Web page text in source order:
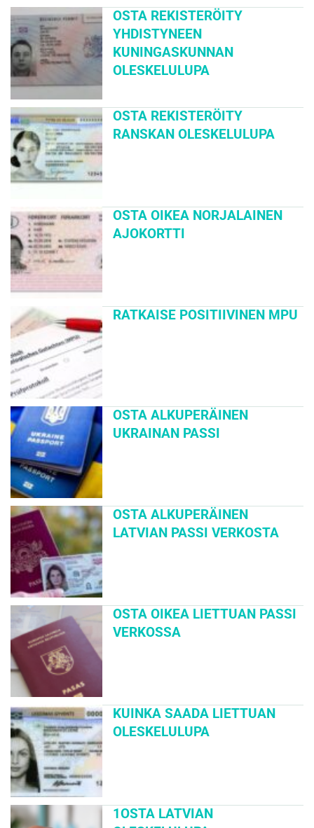
OSTA REKISTERÖITY
YHDISTYNEEN
KUNINGASKUNNAN
OLESKELULUPA
OSTA REKISTERÖITY
RANSKAN OLESKELULUPA
OSTA OIKEA NORJALAINEN
AJOKORTTI
RATKAISE POSITIIVINEN MPU
OSTA ALKUPERÄINEN
UKRAINAN PASSI
OSTA ALKUPERÄINEN
LATVIAN PASSI VERKOSTA
OSTA OIKEA LIETTUAN PASSI
VERKOSSA
KUINKA SAADA LIETTUAN
OLESKELULUPA
1OSTA LATVIAN